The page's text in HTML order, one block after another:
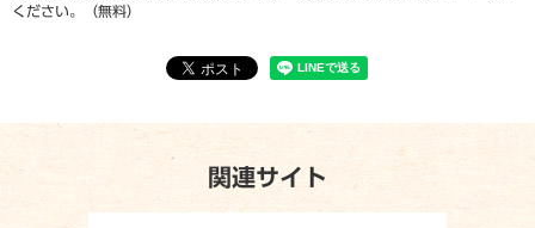
ください。（無料）
関連サイト